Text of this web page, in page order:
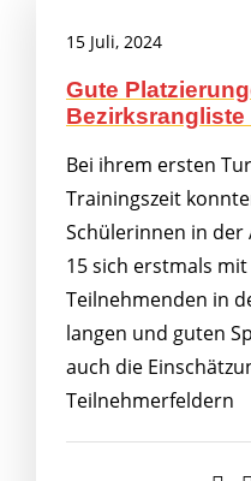
15 Juli, 2024
Gute
Bezirksrangliste
Bei ihrem ersten
Trainingszeit
Schülerinnen in der
15 sich erstmals
Teilnehmenden in
langen und guten
auch die
Teilnehmerfeldern